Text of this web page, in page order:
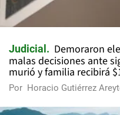
Judicial
Demoraron
malas decisiones ante
murió y familia recibirá
Por Horacio Gutiérrez